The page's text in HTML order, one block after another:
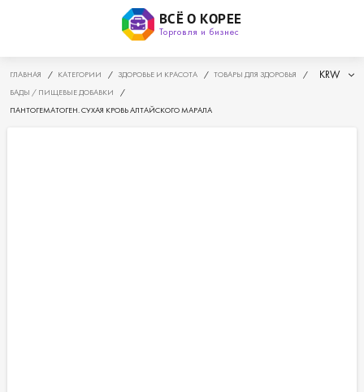
ВСЁ О КОРЕЕ
Торговля и бизнес
ГЛАВНАЯ / КАТЕГОРИИ / ЗДОРОВЬЕ И КРАСОТА / ТОВАРЫ ДЛЯ ЗДОРОВЬЯ
/
БАДЫ / ПИЩЕВЫЕ ДОБАВКИ
/
ПАНТОГЕМАТОГЕН. СУХАЯ КРОВЬ АЛТАЙСКОГО МАРАЛА
KRW